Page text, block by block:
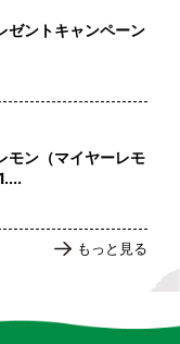
ゼントキャンペーン
モン（マイヤーレモ
もっと見る